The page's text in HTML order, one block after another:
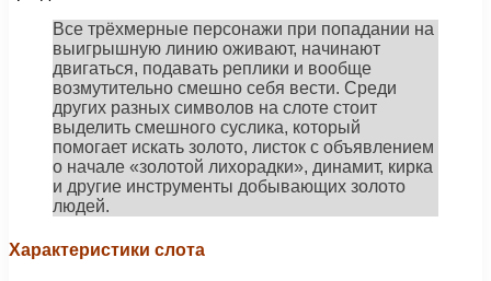
Все трёхмерные персонажи при попадании на
выигрышную линию оживают, начинают
двигаться, подавать реплики и вообще
возмутительно смешно себя вести. Среди
других разных символов на слоте стоит
выделить смешного суслика, который
помогает искать золото, листок с объявлением
о начале «золотой лихорадки», динамит, кирка
и другие инструменты добывающих золото
людей.
Характеристики слота